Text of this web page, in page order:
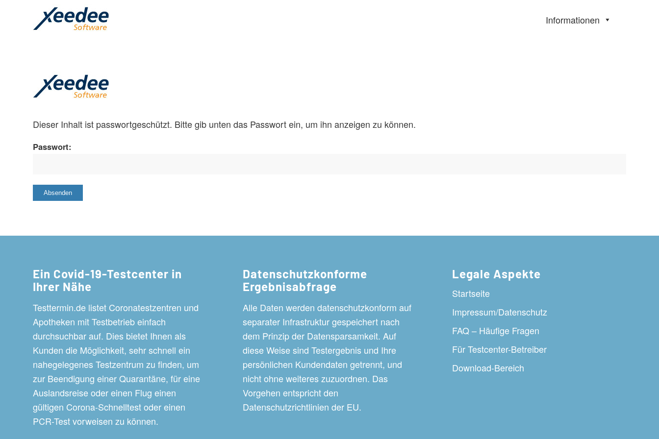
Informationen
Dieser Inhalt ist passwortgeschützt. Bitte gib unten das Passwort ein, um ihn anzeigen zu können.
Passwort:
Ein Covid-19-Testcenter in
Ihrer Nähe
Testtermin.de listet Coronatestzentren und
Apotheken mit Testbetrieb einfach
durchsuchbar auf. Dies bietet Ihnen als
Kunden die Möglichkeit, sehr schnell ein
nahegelegenes Testzentrum zu finden, um
zur Beendigung einer Quarantäne, für eine
Auslandsreise oder einen Flug einen
gültigen Corona-Schnelltest oder einen
PCR-Test vorweisen zu können.
Datenschutzkonforme
Ergebnisabfrage
Alle Daten werden datenschutzkonform auf
separater Infrastruktur gespeichert nach
dem Prinzip der Datensparsamkeit. Auf
diese Weise sind Testergebnis und Ihre
persönlichen Kundendaten getrennt, und
nicht ohne weiteres zuzuordnen. Das
Vorgehen entspricht den
Datenschutzrichtlinien der EU.
Legale Aspekte
Startseite
Impressum/Datenschutz
FAQ – Häufige Fragen
Für Testcenter-Betreiber
Download-Bereich